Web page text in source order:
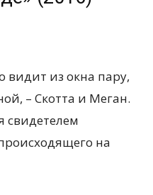
видит из окна пару,
– Скотта и Меган.
свидетелем
на